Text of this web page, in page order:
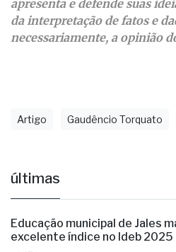
apresenta e defende suas
da interpretação de fatos e
necessariamente, a opinião
Artigo Gaudêncio Torquato
últimas
Educação municipal de Jales
excelente índice no Ideb 2025